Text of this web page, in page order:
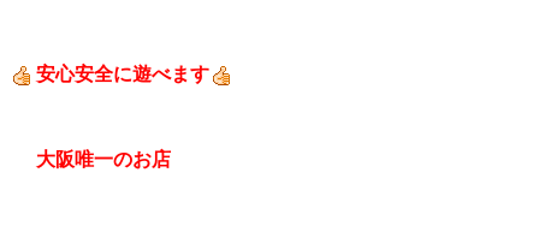
安心安全に遊べます
大阪唯一のお店